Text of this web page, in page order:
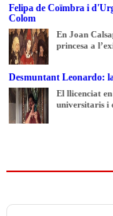
Felipa de Coïmbra i
Colom
En Joan
princesa a
Desmuntant Leonardo:
El llicenciat
universitaris i